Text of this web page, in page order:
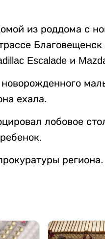
из роддома с
Escalade и
ехала.
лобовое
региона.